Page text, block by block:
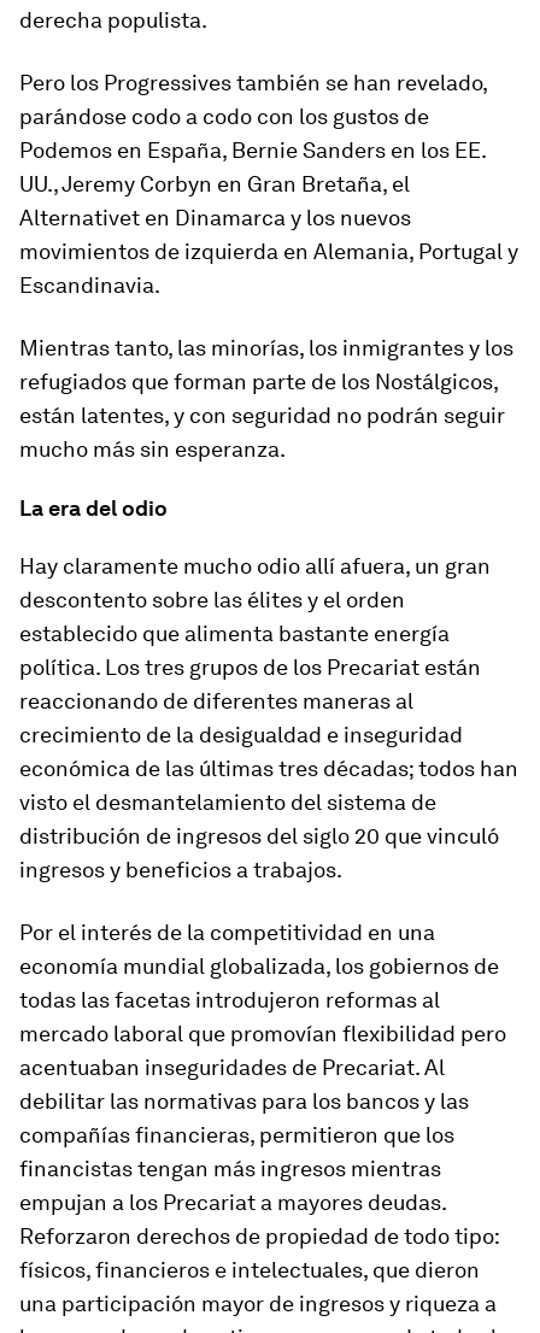
derecha populista.
Pero los Progressives también se han revelado,
parándose codo a codo con los gustos de
Podemos en España, Bernie Sanders en los EE.
UU., Jeremy Corbyn en Gran Bretaña, el
Alternativet en Dinamarca y los nuevos
movimientos de izquierda en Alemania, Portugal y
Escandinavia.
Mientras tanto, las minorías, los inmigrantes y los
refugiados que forman parte de los Nostálgicos,
están latentes, y con seguridad no podrán seguir
mucho más sin esperanza.
La era del odio
Hay claramente mucho odio allí afuera, un gran
descontento sobre las élites y el orden
establecido que alimenta bastante energía
política. Los tres grupos de los Precariat están
reaccionando de diferentes maneras al
crecimiento de la desigualdad e inseguridad
económica de las últimas tres décadas; todos han
visto el desmantelamiento del sistema de
distribución de ingresos del siglo 20 que vinculó
ingresos y beneficios a trabajos.
Por el interés de la competitividad en una
economía mundial globalizada, los gobiernos de
todas las facetas introdujeron reformas al
mercado laboral que promovían flexibilidad pero
acentuaban inseguridades de Precariat. Al
debilitar las normativas para los bancos y las
compañías financieras, permitieron que los
financistas tengan más ingresos mientras
empujan a los Precariat a mayores deudas.
Reforzaron derechos de propiedad de todo tipo:
físicos, financieros e intelectuales, que dieron
una participación mayor de ingresos y riqueza a